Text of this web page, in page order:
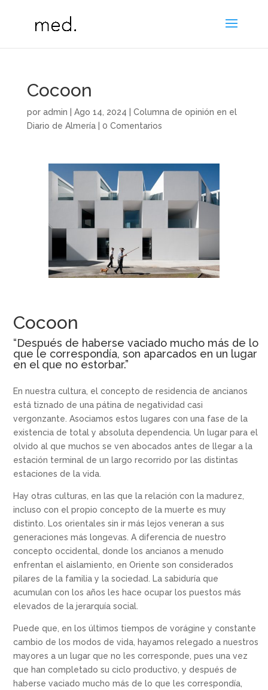
Cocoon
por admin Ago 14, 2024
Columna de opinión en el
Diario de Almería| 0 Comentarios
Cocoon
“Después de haberse vaciado mucho más de lo
que le correspondía, son aparcados en un lugar
en el que no estorbar.”
En nuestra cultura, el concepto de residencia de ancianos
está tiznado de una pátina de negatividad casi
vergonzante. Asociamos estos lugares con una fase de la
existencia de total y absoluta dependencia. Un lugar para el
olvido al que muchos se ven abocados antes de llegar a la
estación terminal de un largo recorrido por las distintas
estaciones de la vida.
Hay otras culturas, en las que la relación con la madurez,
incluso con el propio concepto de la muerte es muy
distinto. Los orientales sin ir más lejos veneran a sus
generaciones más longevas. A diferencia de nuestro
concepto occidental, donde los ancianos a menudo
enfrentan el aislamiento, en Oriente son considerados
pilares de la familia y la sociedad. La sabiduría que
acumulan con los años les hace ocupar los puestos más
elevados de la jerarquía social.
Puede que, en los últimos tiempos de vorágine y constante
cambio de los modos de vida, hayamos relegado a nuestros
mayores a un lugar que no les corresponde, pues una vez
que han completado su ciclo productivo, y después de
haberse vaciado mucho más de lo que les correspondía,